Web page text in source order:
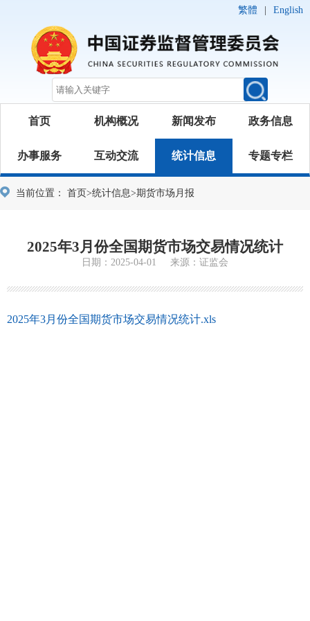
繁體 English
首页 机构概况 新闻发布 政务信息
办事服务 互动交流 统计信息 专题专栏
当前位置： 首页>统计信息>期货市场月报
2025年3月份全国期货市场交易情况统计
日期：2025-04-01 来源：证监会
2025年3月份全国期货市场交易情况统计.xls